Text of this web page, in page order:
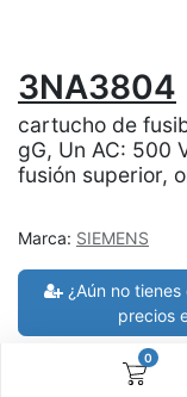
0
3NA3804
cartucho de
gG, Un AC: 500
fusión superior,
Marca: SIEMENS
¿Aún no
precios
30 días de